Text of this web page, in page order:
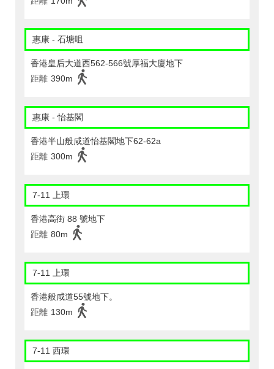
惠康 - 石塘咀
香港皇后大道西562-566號厚福大廈地下
距離 390m
惠康 - 怡基閣
香港半山般咸道怡基閣地下62-62a
距離 300m
7-11 上環
香港高街 88 號地下
距離 80m
7-11 上環
香港般咸道55號地下。
距離 130m
7-11 西環